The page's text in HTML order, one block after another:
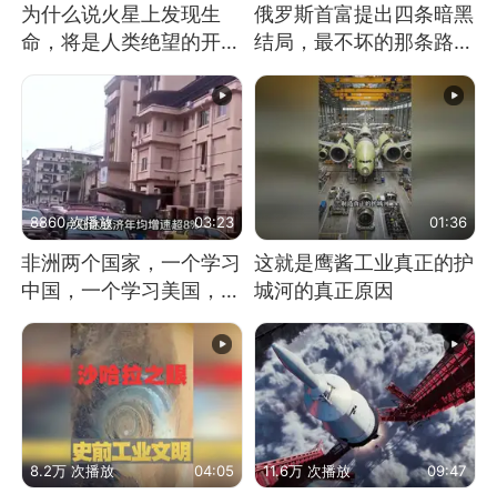
为什么说火星上发现生
命，将是人类绝望的开
俄罗斯首富提出四条暗黑
结局，最不坏的那条路是
8860 次播放 03:23
非洲两个国家，一个学习
中国，一个学习美国，结
果怎么样了？
01:36
这就是鹰酱工业真正的护
城河的真正原因
8.2万 次播放 04:05 11.6万 次播放 09:47